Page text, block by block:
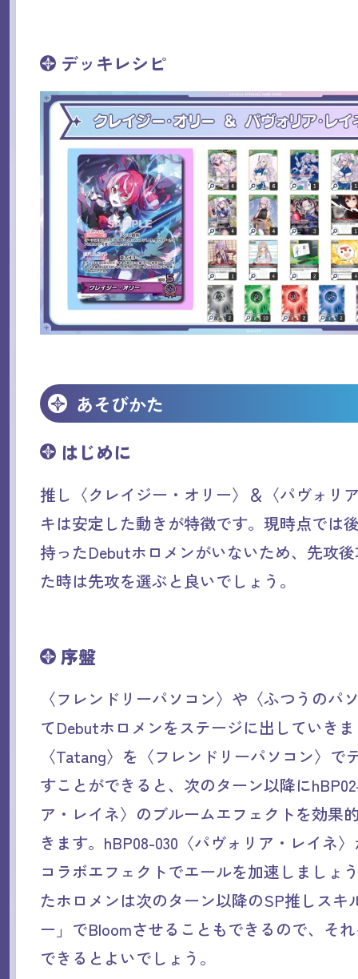
デッキレシピ
あそびかた
はじめに
推し〈クレイジー・オリー〉＆〈パヴォリ
キは安定した動きが特徴です。現時点では
持ったDebutホロメンがいないため、先攻
た時は先攻を選ぶと良いでしょう。
序盤
〈フレンドリーパソコン〉や〈ふつうのパ
てDebutホロメンをステージに出していき
〈Tatang〉を〈フレンドリーパソコン〉で
すことができると、次のターン以降に
ア・レイネ〉のブルームエフェクトを効果
きます。hBP08-030〈パヴォリア・レイネ
コラボエフェクトでエールを加速しましょ
たホロメンは次のターン以降のSP推しスキ
ー」でBloomさせることもできるので、そ
できるとよいでしょう。